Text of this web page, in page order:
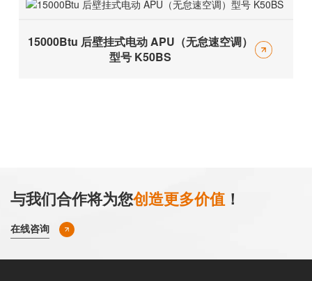
15000Btu 后壁挂式电动 APU（无怠速空调）
型号 K50BS
与我们合作将为您创造更多价值！
在线咨询